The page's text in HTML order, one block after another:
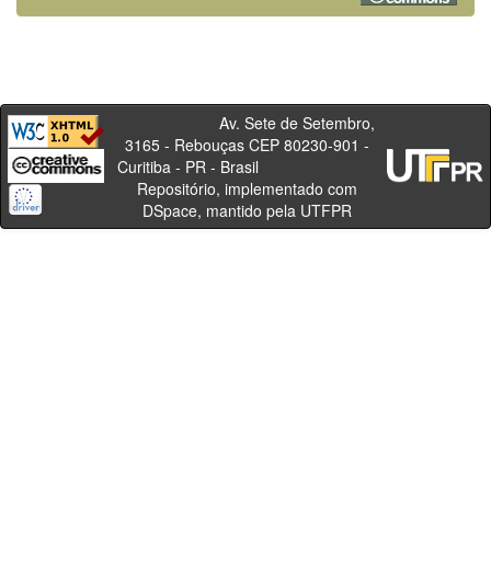
Av. Sete de Setembro,
3165 - Rebouças CEP 80230-901 -
Curitiba - PR - Brasil
Repositório, implementado com
DSpace, mantido pela UTFPR